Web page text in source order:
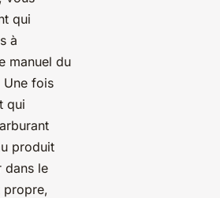
qui
à
manuel du
Une fois
qui
produit
dans le
propre,